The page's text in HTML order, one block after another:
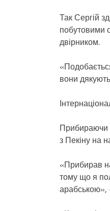
Так Сергій
побутовими
двірником.
вони
Прибираючи
з Пекіну на
«Прибирав
тому що я